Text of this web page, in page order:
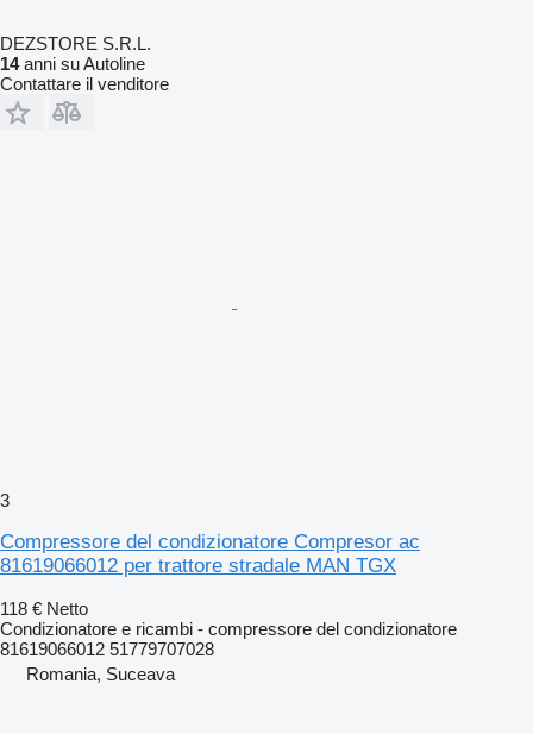
DEZSTORE S.R.L.
14anni su Autoline
Contattare il venditore
3
Compressore del condizionatore Compresor ac
81619066012 per trattore stradale MAN TGX
118 € Netto
Condizionatore e ricambi - compressore del condizionatore
81619066012 51779707028
Romania, Suceava